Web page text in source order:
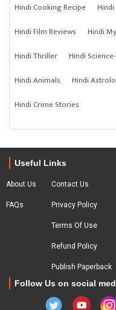
Hindi Cooking Recipe
Hindi Film Reviews
Hindi
Hindi Thriller
Hindi
Hindi Animals
Hindi
Hindi Crime Stories
Useful Links
About Us
FAQs
Contact Us
Privacy Policy
Terms Of Use
Refund Policy
Publish Paperback
Follow Us on social